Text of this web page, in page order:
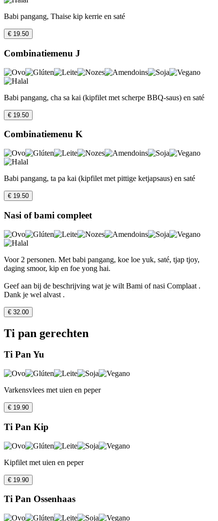
Babi pangang, Thaise kip kerrie en saté
€ 19.50
Combinatiemenu J
Babi pangang, cha sa kai (kipfilet met scherpe BBQ-saus) en saté
€ 19.50
Combinatiemenu K
Babi pangang, ta pa kai (kipfilet met pittige ketjapsaus) en saté
€ 19.50
Nasi of bami compleet
Voor 2 personen. Met babi pangang, koe loe yuk, saté, tjap tjoy,
daging smoor, kip en foe yong hai.
Geef aan bij de beschrijving wat je wilt Bami of nasi Complaat .
Dank je wel alvast .
€ 32.00
Ti pan gerechten
Ti Pan Yu
Varkensvlees met uien en peper
€ 19.90
Ti Pan Kip
Kipfilet met uien en peper
€ 19.90
Ti Pan Ossenhaas